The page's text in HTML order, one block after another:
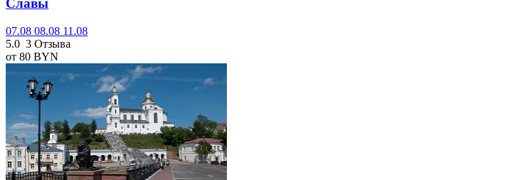
Славы
07.08 08.08 11.08
5.0 3 Отзыва
от 80 BYN